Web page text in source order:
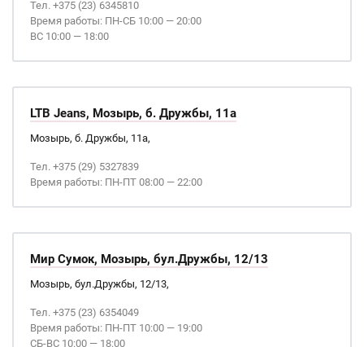
Тел. +375 (23) 6345810
Время работы: ПН-СБ 10:00 — 20:00
ВС 10:00 — 18:00
LTB Jeans, Мозырь, б. Дружбы, 11а
Мозырь, б. Дружбы, 11а,
Тел. +375 (29) 5327839
Время работы: ПН-ПТ 08:00 — 22:00
Мир Сумок, Мозырь, бул.Дружбы, 12/13
Мозырь, бул.Дружбы, 12/13,
Тел. +375 (23) 6354049
Время работы: ПН-ПТ 10:00 — 19:00
СБ-ВС 10:00 — 18:00